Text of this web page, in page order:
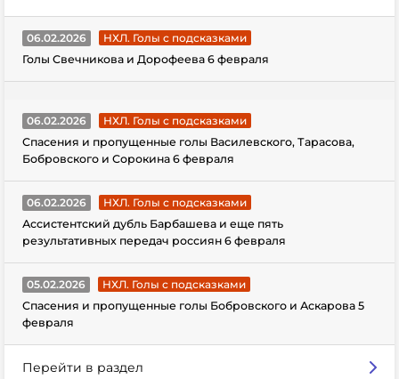
06.02.2026
НХЛ. Голы с подсказками
Голы Свечникова и Дорофеева 6 февраля
06.02.2026
НХЛ. Голы с подсказками
Спасения и пропущенные голы Василевского, Тарасова,
Бобровского и Сорокина 6 февраля
06.02.2026
НХЛ. Голы с подсказками
Ассистентский дубль Барбашева и еще пять
результативных передач россиян 6 февраля
05.02.2026
НХЛ. Голы с подсказками
Спасения и пропущенные голы Бобровского и Аскарова 5
февраля
Перейти в раздел